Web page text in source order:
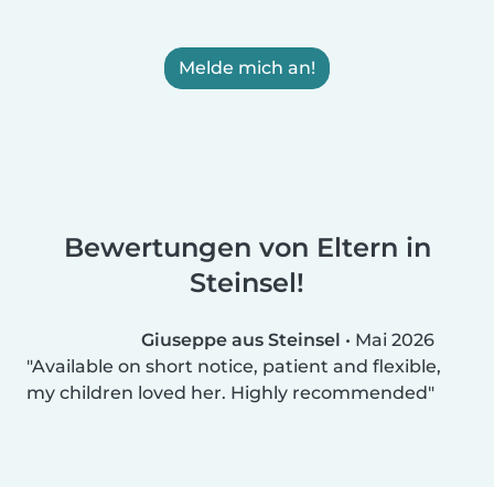
Melde mich an!
Bewertungen von Eltern in
Steinsel!
Giuseppe aus Steinsel • Mai 2026
Available on short notice, patient and flexible,
my children loved her. Highly recommended